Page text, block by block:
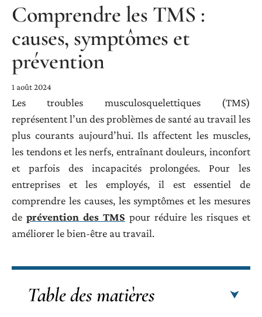
Comprendre les TMS :
causes, symptômes et
prévention
1 août 2024
Les troubles musculosquelettiques (TMS)
représentent l’un des problèmes de santé au travail les
plus courants aujourd’hui. Ils affectent les muscles,
les tendons et les nerfs, entraînant douleurs, inconfort
et parfois des incapacités prolongées. Pour les
entreprises et les employés, il est essentiel de
comprendre les causes, les symptômes et les mesures
de prévention des TMS pour réduire les risques et
améliorer le bien-être au travail.
Table des matières